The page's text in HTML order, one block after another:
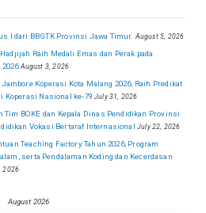
I dari BBGTK Provinsi Jawa Timur. August 5, 2026
Raih Medali Emas dan Perak pada
August 3, 2026
Koperasi Kota Malang 2026, Raih Predikat
Koperasi Nasional ke-79 July 31, 2026
BOKE dan Kepala Dinas Pendidikan Provinsi
Vokasi Bertaraf Internasional July 22, 2026
Teaching Factory Tahun 2026, Program
serta Pendalaman Koding dan Kecerdasan
2026
August 2026